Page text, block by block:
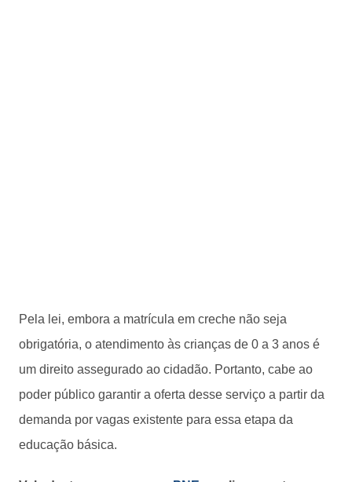
Pela lei, embora a matrícula em creche não seja
obrigatória, o atendimento às crianças de 0 a 3 anos é
um direito assegurado ao cidadão. Portanto, cabe ao
poder público garantir a oferta desse serviço a partir da
demanda por vagas existente para essa etapa da
educação básica.